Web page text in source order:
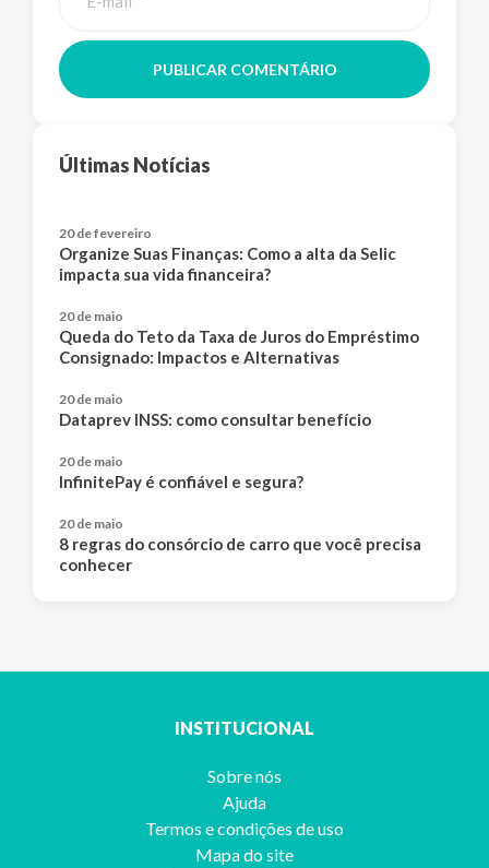
PUBLICAR COMENTÁRIO
Últimas Notícias
20 de fevereiro
Organize Suas Finanças: Como a alta da Selic
impacta sua vida financeira?
20 de maio
Queda do Teto da Taxa de Juros do Empréstimo
Consignado: Impactos e Alternativas
20 de maio
Dataprev INSS: como consultar benefício
20 de maio
InfinitePay é confiável e segura?
20 de maio
8 regras do consórcio de carro que você precisa
conhecer
INSTITUCIONAL
Sobre nós
Ajuda
Termos e condições de uso
Mapa do site